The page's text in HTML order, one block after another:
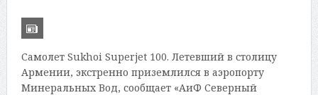
Самолет Sukhoi Superjet 100. Летевший в столицу
Армении, экстренно приземлился в аэропорту
Минеральных Вод, сообщает «АиФ Северный